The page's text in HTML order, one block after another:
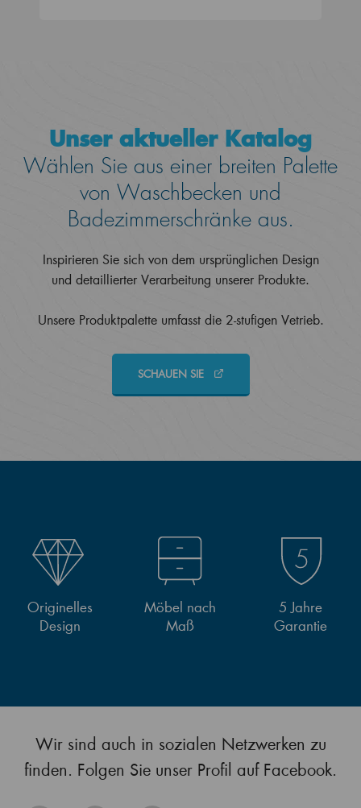
Unser aktueller Katalog
Wählen Sie aus einer breiten Palette
von Waschbecken und
Badezimmerschränke aus.
Inspirieren Sie sich von dem ursprünglichen Design
und detaillierter Verarbeitung unserer Produkte.
Unsere Produktpalette umfasst die 2-stufigen Vetrieb.
SCHAUEN SIE
Originelles
Design
Möbel nach
Maß
5 Jahre
Garantie
Wir sind auch in sozialen Netzwerken zu
finden. Folgen Sie unser Profil auf Facebook.